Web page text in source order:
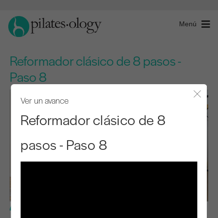
Menú
Reformador clásico de 8 pasos -
Paso 8
Ver un avance
Reformador clásico de 8
pasos - Paso 8